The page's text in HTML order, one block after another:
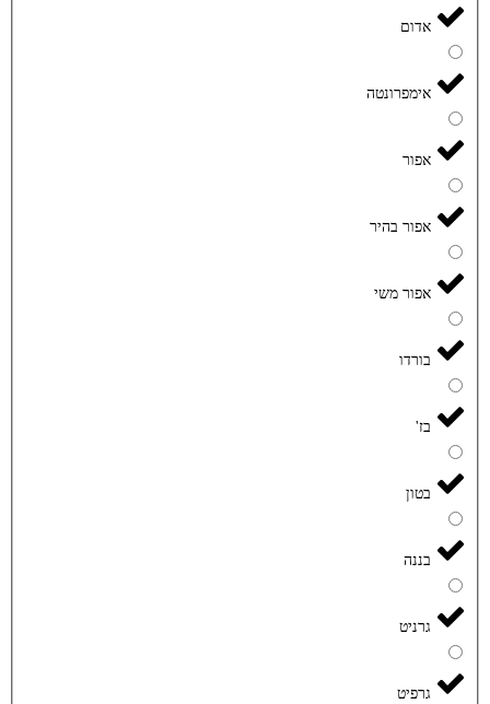
אדום
אימפרונטה
אפור
אפור בהיר
אפור משי
בורדו
בז'
בטון
בננה
גרניט
גרפיט